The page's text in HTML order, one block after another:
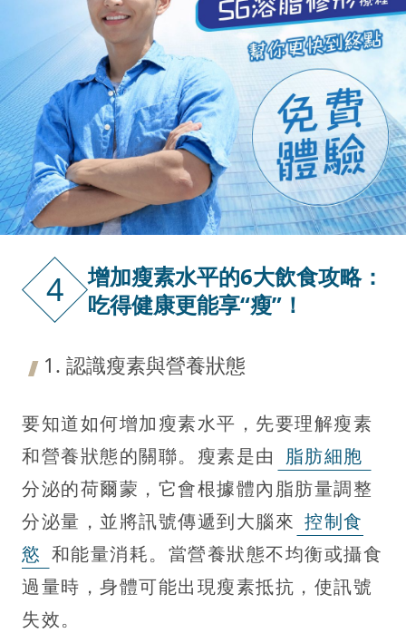
4
增加瘦素水平的6大飲食攻略：
吃得健康更能享“瘦”！
1. 認識瘦素與營養狀態
要知道如何增加瘦素水平，先要理解瘦素
和營養狀態的關聯。瘦素是由
脂肪細胞
分泌的荷爾蒙，它會根據體內脂肪量調整
分泌量，並將訊號傳遞到大腦來 控制食
慾 和能量消耗。當營養狀態不均衡或攝食
過量時，身體可能出現瘦素抵抗，使訊號
失效。